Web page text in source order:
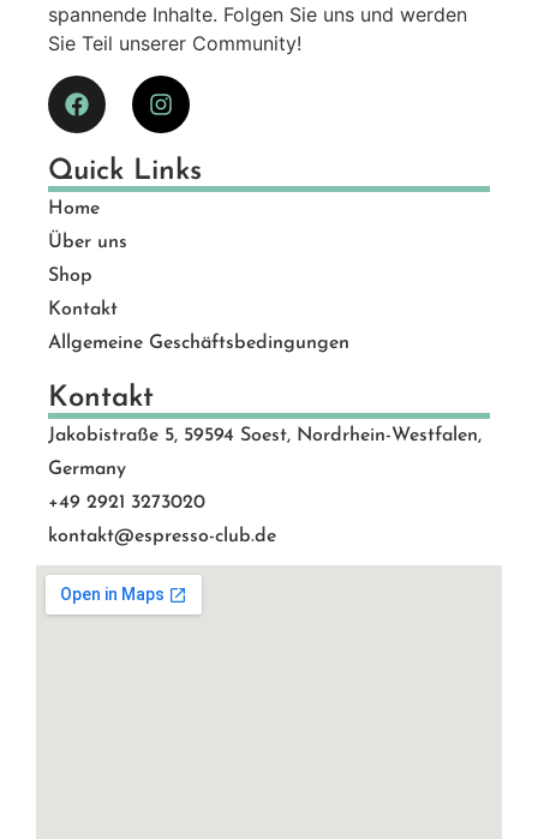
spannende Inhalte. Folgen Sie uns und werden
Sie Teil unserer Community!
Quick Links
Home
Über uns
Shop
Kontakt
Allgemeine Geschäftsbedingungen
Kontakt
Jakobistraße 5, 59594 Soest, Nordrhein-Westfalen,
Germany
+49 2921 3273020
kontakt@espresso-club.de